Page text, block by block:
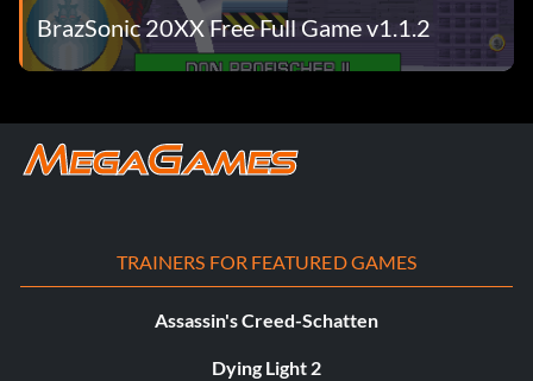
BrazSonic 20XX Free Full Game v1.1.2
TRAINERS FOR FEATURED GAMES
Assassin's Creed-Schatten
Dying Light 2